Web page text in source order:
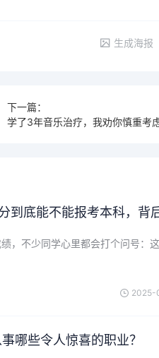
生成海报
下一篇：
学了3年音乐治疗，我劝你慎重考
到底能不能报考本科，背
，不少同学心里都会打个问号：
2025-
哪些令人惊喜的职业？